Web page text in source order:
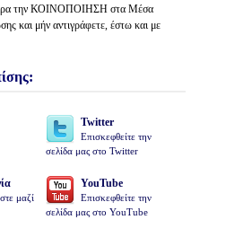
την ΚΟΙΝΟΠΟΙΗΣΗ στα Μέσα
και μήν αντιγράφετε, έστω και με
Twitter
Επισκεφθείτε την
σελίδα μας στο Twitter
μαζί
YouTube
Επισκεφθείτε την
σελίδα μας στο YouTube